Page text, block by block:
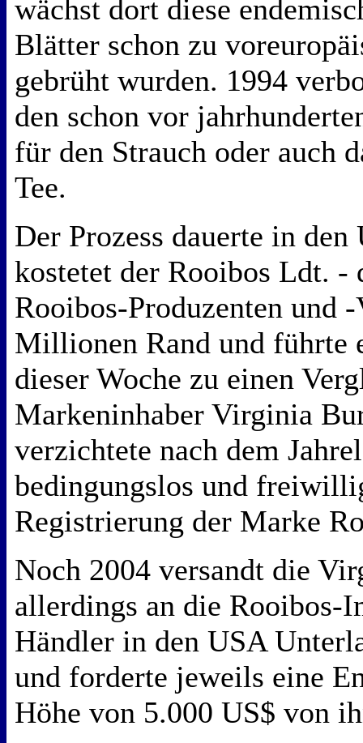
wächst dort diese
Blätter schon zu
gebrüht wurden. 1994
den schon vor
für den Strauch oder auch
Tee.
Der Prozess dauerte in den
kostetet der Rooibos Ldt. -
Rooibos-Produzenten und
Millionen Rand und führte
dieser Woche zu einen
Markeninhaber Virginia
verzichtete nach dem
bedingungslos und
Registrierung der Marke
Noch 2004 versandt die
allerdings an die Rooibos-
Händler in den USA
und forderte jeweils eine
Höhe von 5.000 US$ von